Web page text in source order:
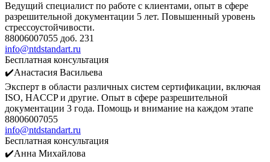
Ведущий специалист по работе с клиентами, опыт в сфере
разрешительной документации 5 лет. Повышенный уровень
стрессоустойчивости.
88006007055 доб. 231
info@ntdstandart.ru
Бесплатная консультация
✔️Анастасия Васильева
Эксперт в области различных систем сертификации, включая
ISO, HACCP и другие. Опыт в сфере разрешительной
документации 3 года. Помощь и внимание на каждом этапе
88006007055
info@ntdstandart.ru
Бесплатная консультация
✔️Анна Михайлова